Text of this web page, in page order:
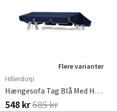
Flere varianter
Hillerstorp
Hængesofa Tag Blå Med Hvid Kant
548 kr685 kr